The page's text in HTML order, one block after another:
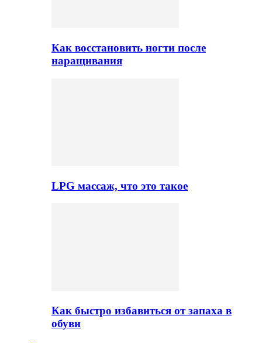
Как восстановить ногти после
наращивания
LPG массаж, что это такое
Как быстро избавиться от запаха в
обуви